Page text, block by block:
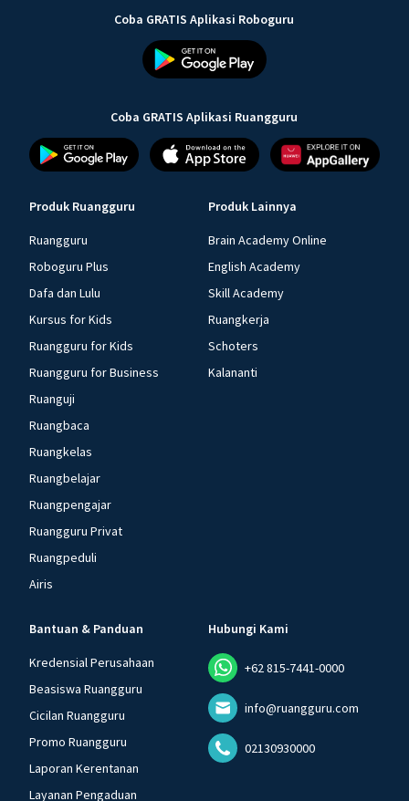
Coba GRATIS Aplikasi Roboguru
Coba GRATIS Aplikasi Ruangguru
Produk Ruangguru
Ruangguru
Roboguru Plus
Dafa dan Lulu
Kursus for Kids
Ruangguru for Kids
Ruangguru for Business
Ruanguji
Ruangbaca
Ruangkelas
Ruangbelajar
Ruangpengajar
Ruangguru Privat
Ruangpeduli
Airis
Produk Lainnya
Brain Academy Online
English Academy
Skill Academy
Ruangkerja
Schoters
Kalananti
Bantuan & Panduan
Kredensial Perusahaan
Beasiswa Ruangguru
Cicilan Ruangguru
Promo Ruangguru
Laporan Kerentanan
Layanan Pengaduan
Hubungi Kami
+62 815-7441-0000
info@ruangguru.com
02130930000